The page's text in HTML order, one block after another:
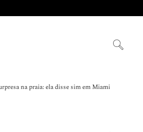
na praia: ela disse sim em Miami